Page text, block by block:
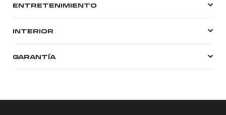
ENTRETENIMIENTO
INTERIOR
GARANTÍA